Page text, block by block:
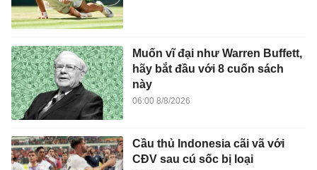
Muốn vĩ đại như Warren Buffett,
hãy bắt đầu với 8 cuốn sách
này
06:00 8/8/2026
Cầu thủ Indonesia cãi vã với
CĐV sau cú sốc bị loại